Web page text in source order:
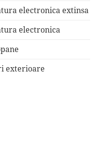
electronica extinsa
electronica
exterioare